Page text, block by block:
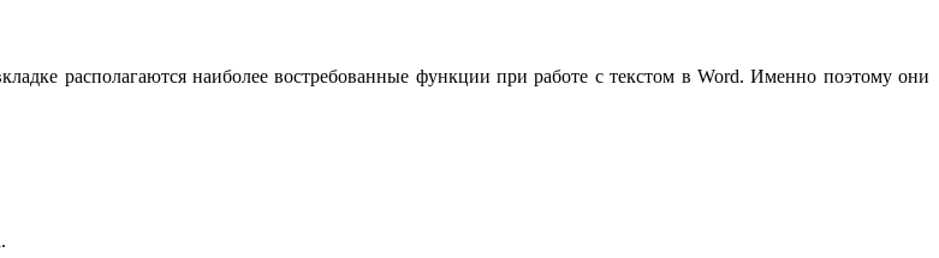
располагаются наиболее востребованные функции при работе с текстом в Word. Именно поэтому они